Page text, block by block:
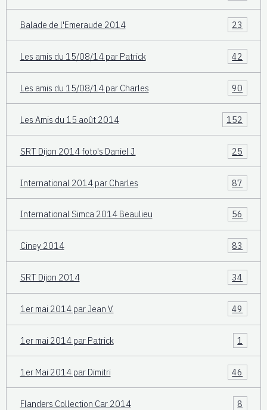
Balade de l'Emeraude 2014 23
Les amis du 15/08/14 par Patrick 42
Les amis du 15/08/14 par Charles 90
Les Amis du 15 août 2014 152
SRT Dijon 2014 foto's Daniel J. 25
International 2014 par Charles 87
International Simca 2014 Beaulieu 56
Ciney 2014 83
SRT Dijon 2014 34
1er mai 2014 par Jean V. 49
1er mai 2014 par Patrick 1
1er Mai 2014 par Dimitri 46
Flanders Collection Car 2014 8